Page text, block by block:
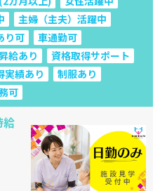
主婦（主夫）活躍中
り可
車通勤可
給あり
資格取得サポート
実績あり
制服あり
可
給